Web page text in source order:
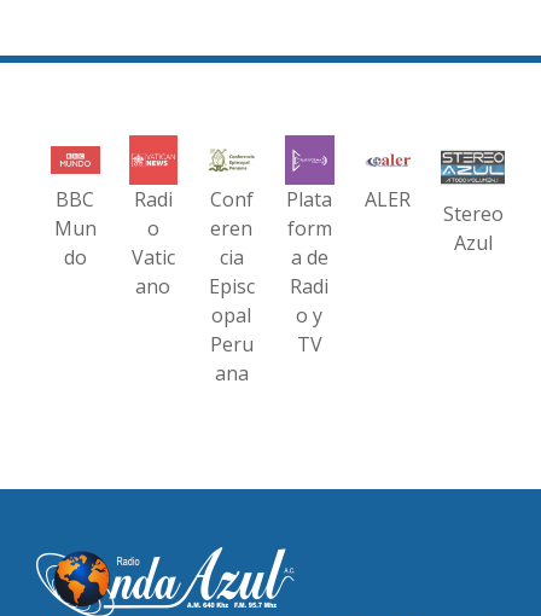
BBC
Mun
do
Radi
o
Vatic
ano
Conf
eren
cia
Episc
opal
Peru
ana
Plata
form
a de
Radi
o y
TV
ALER
Stereo
Azul